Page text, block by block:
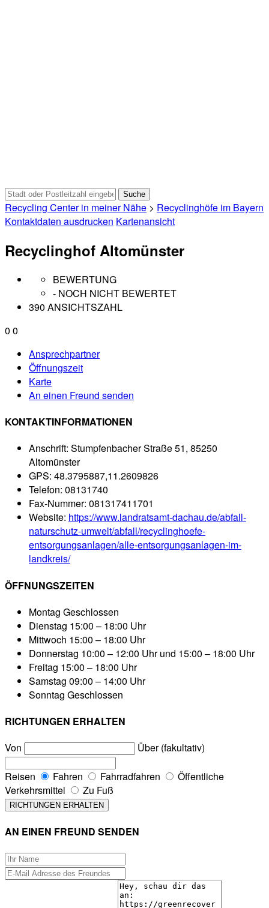
Recycling Center in meiner Nähe > Recyclinghöfe im Bayern
Kontaktdaten ausdrucken Kartenansicht
Recyclinghof Altomünster
BEWERTUNG
- NOCH NICHT BEWERTET
390 ANSICHTSZAHL
0 0
Ansprechpartner
Öffnungszeit
Karte
An einen Freund senden
KONTAKTINFORMATIONEN
Anschrift: Stumpfenbacher Straße 51, 85250
Altomünster
GPS: 48.3795887,11.2609826
Telefon: 08131740
Fax-Nummer: 081317411701
Website: https://www.landratsamt-dachau.de/abfall-
naturschutz-umwelt/abfall/recyclinghoefe-
entsorgungsanlagen/alle-entsorgungsanlagen-im-
landkreis/
ÖFFNUNGSZEITEN
Montag Geschlossen
Dienstag 15:00 – 18:00 Uhr
Mittwoch 15:00 – 18:00 Uhr
Donnerstag 10:00 – 12:00 Uhr und 15:00 – 18:00 Uhr
Freitag 15:00 – 18:00 Uhr
Samstag 09:00 – 14:00 Uhr
Sonntag Geschlossen
RICHTUNGEN ERHALTEN
Von
Über (fakultativ)
Reisen Fahren Fahrradfahren
Öffentliche
Verkehrsmittel
Zu Fuß
AN EINEN FREUND SENDEN